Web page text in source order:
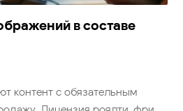
в составе
контент с обязательным